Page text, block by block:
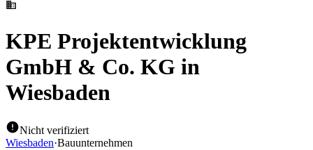
KPE Projektentwicklung
GmbH & Co. KG in
Wiesbaden
Nicht verifiziert
Wiesbaden·Bauunternehmen